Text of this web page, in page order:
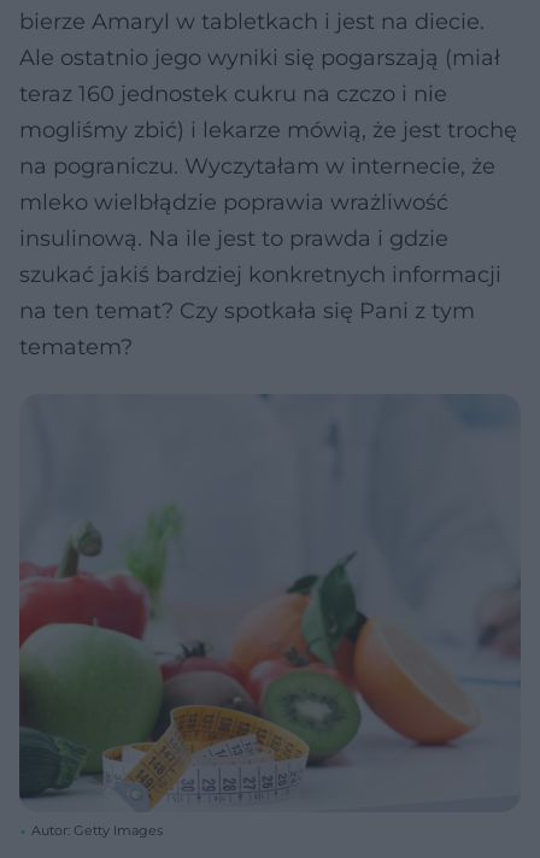
bierze Amaryl w tabletkach i jest na diecie.
Ale ostatnio jego wyniki się pogarszają (miał
teraz 160 jednostek cukru na czczo i nie
mogliśmy zbić) i lekarze mówią, że jest trochę
na pograniczu. Wyczytałam w internecie, że
mleko wielbłądzie poprawia wrażliwość
insulinową. Na ile jest to prawda i gdzie
szukać jakiś bardziej konkretnych informacji
na ten temat? Czy spotkała się Pani z tym
tematem?
Autor: Getty Images